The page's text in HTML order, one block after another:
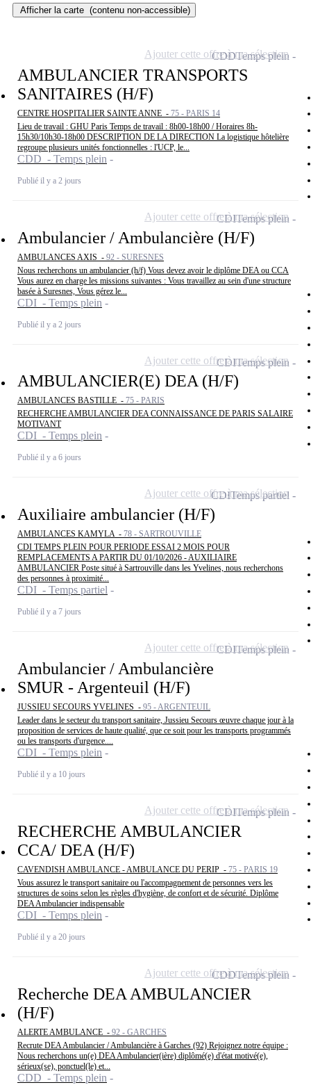
Afficher la carte (contenu non-accessible)
AMBULANCIER TRANSPORTS
SANITAIRES (H/F)
CENTRE HOSPITALIER SAINTE ANNE - 75 - PARIS 14
Lieu de travail : GHU Paris Temps de travail : 8h00-18h00 / Horaires 8h-
15h30/10h30-18h00 DESCRIPTION DE LA DIRECTION La logistique hôtelière
regroupe plusieurs unités fonctionnelles : l'UCP, le...
CDD - Temps plein
Publié il y a 2 jours
CDDTemps plein
Ajouter cette offre à ma sélection
Ambulancier / Ambulancière (H/F)
AMBULANCES AXIS - 92 - SURESNES
Nous recherchons un ambulancier (h/f) Vous devez avoir le diplôme DEA ou CCA
Vous aurez en charge les missions suivantes : Vous travaillez au sein d'une structure
basée à Suresnes, Vous gérez le...
CDI - Temps plein
Publié il y a 2 jours
CDITemps plein
Ajouter cette offre à ma sélection
AMBULANCIER(E) DEA (H/F)
AMBULANCES BASTILLE - 75 - PARIS
RECHERCHE AMBULANCIER DEA CONNAISSANCE DE PARIS SALAIRE
MOTIVANT
CDI - Temps plein
Publié il y a 6 jours
CDITemps plein
Ajouter cette offre à ma sélection
Auxiliaire ambulancier (H/F)
AMBULANCES KAMYLA - 78 - SARTROUVILLE
CDI TEMPS PLEIN POUR PERIODE ESSAI 2 MOIS POUR
REMPLACEMENTS A PARTIR DU 01/10/2026 - AUXILIAIRE
AMBULANCIER Poste situé à Sartrouville dans les Yvelines, nous recherchons
des personnes à proximité...
CDI - Temps partiel
Publié il y a 7 jours
CDITemps partiel
Ajouter cette offre à ma sélection
Ambulancier / Ambulancière
SMUR - Argenteuil (H/F)
JUSSIEU SECOURS YVELINES - 95 - ARGENTEUIL
Leader dans le secteur du transport sanitaire, Jussieu Secours œuvre chaque jour à la
proposition de services de haute qualité, que ce soit pour les transports programmés
ou les transports d'urgence....
CDI - Temps plein
Publié il y a 10 jours
CDITemps plein
Ajouter cette offre à ma sélection
RECHERCHE AMBULANCIER
CCA/ DEA (H/F)
CAVENDISH AMBULANCE - AMBULANCE DU PERIP - 75 - PARIS 19
Vous assurez le transport sanitaire ou l'accompagnement de personnes vers les
structures de soins selon les règles d'hygiène, de confort et de sécurité. Diplôme
DEA Ambulancier indispensable
CDI - Temps plein
Publié il y a 20 jours
CDITemps plein
Ajouter cette offre à ma sélection
Recherche DEA AMBULANCIER
(H/F)
ALERTE AMBULANCE - 92 - GARCHES
Recrute DEA Ambulancier / Ambulancière à Garches (92) Rejoignez notre équipe :
Nous recherchons un(e) DEA Ambulancier(ière) diplômé(e) d'état motivé(e),
sérieux(se), ponctuel(le) et...
CDD - Temps plein
CDDTemps plein
Ajouter cette offre à ma sélection